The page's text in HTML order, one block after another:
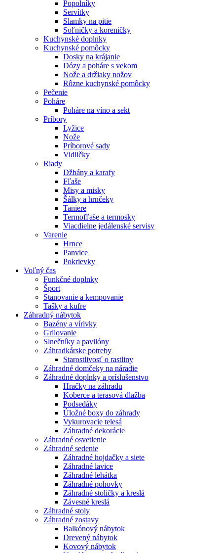
Popolníky
Servítky
Slamky na pitie
Soľničky a koreničky
Kuchynské doplnky
Kuchynské pomôcky
Dosky na krájanie
Dózy a poháre s vekom
Nože a držiaky nožov
Rôzne kuchynské pomôcky
Pečenie
Poháre
Poháre na víno a sekt
Príbory
Lyžice
Nože
Príborové sady
Vidličky
Riady
Džbány a karafy
Fľaše
Misy a misky
Šálky a hrnčeky
Taniere
Termofľaše a termosky
Viacdielne jedálenské servisy
Varenie
Hrnce
Panvice
Pokrievky
Voľný čas
Funkčné doplnky
Šport
Stanovanie a kempovanie
Tašky a kufre
Záhradný nábytok
Bazény a vírivky
Grilovanie
Slnečníky a pavilóny
Záhradkárske potreby
Starostlivosť o rastliny
Záhradné domčeky na náradie
Záhradné doplnky a príslušenstvo
Hračky na záhradu
Koberce a terasová dlažba
Podsedáky
Úložné boxy do záhrady
Vykurovacie telesá
Záhradné dekorácie
Záhradné osvetlenie
Záhradné sedenie
Záhradné hojdačky a siete
Záhradné lavice
Záhradné lehátka
Záhradné pohovky
Záhradné stoličky a kreslá
Závesné kreslá
Záhradné stoly
Záhradné zostavy
Balkónový nábytok
Drevený nábytok
Kovový nábytok